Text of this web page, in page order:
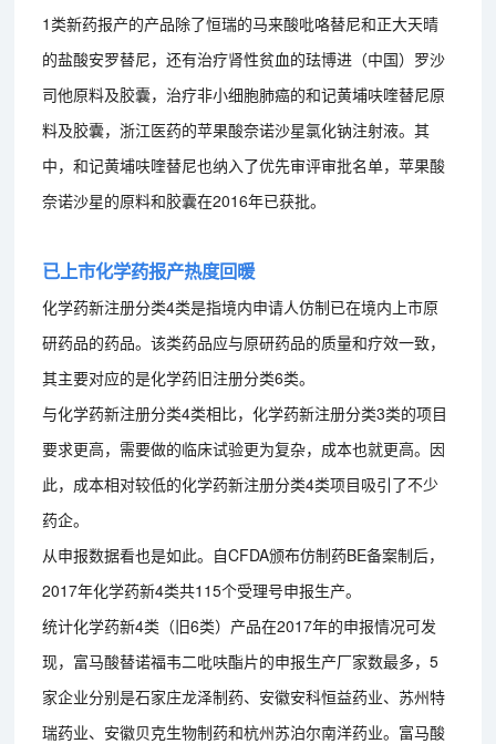
1类新药报产的产品除了恒瑞的马来酸吡咯替尼和正大天晴
的盐酸安罗替尼，还有治疗肾性贫血的珐博进（中国）罗沙
司他原料及胶囊，治疗非小细胞肺癌的和记黄埔呋喹替尼原
料及胶囊，浙江医药的苹果酸奈诺沙星氯化钠注射液。其
中，和记黄埔呋喹替尼也纳入了优先审评审批名单，苹果酸
奈诺沙星的原料和胶囊在2016年已获批。
已上市化学药报产热度回暖
化学药新注册分类4类是指境内申请人仿制已在境内上市原
研药品的药品。该类药品应与原研药品的质量和疗效一致，
其主要对应的是化学药旧注册分类6类。
与化学药新注册分类4类相比，化学药新注册分类3类的项目
要求更高，需要做的临床试验更为复杂，成本也就更高。因
此，成本相对较低的化学药新注册分类4类项目吸引了不少
药企。
从申报数据看也是如此。自CFDA颁布仿制药BE备案制后，
2017年化学药新4类共115个受理号申报生产。
统计化学药新4类（旧6类）产品在2017年的申报情况可发
现，富马酸替诺福韦二吡呋酯片的申报生产厂家数最多，5
家企业分别是石家庄龙泽制药、安徽安科恒益药业、苏州特
瑞药业、安徽贝克生物制药和杭州苏泊尔南洋药业。富马酸